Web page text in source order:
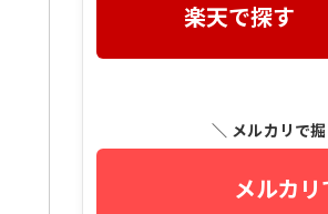
楽天で探す
＼ メルカリで
メルカ